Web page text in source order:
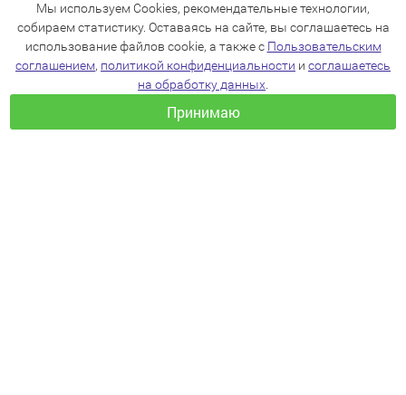
Мы используем Cookies, рекомендательные технологии,
собираем статистику. Оставаясь на сайте, вы соглашаетесь на
использование файлов cookie, а также с Пользовательским
соглашением, политикой конфиденциальности и соглашаетесь
на обработку данных
Принимаю